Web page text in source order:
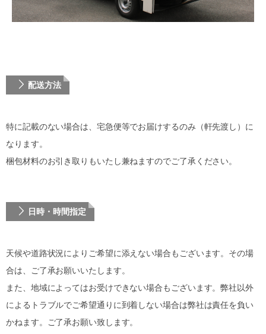
配送方法
特に記載のない場合は、宅急便等でお届けするのみ（軒先渡し）に
なります。
梱包材料のお引き取りもいたし兼ねますのでご了承ください。
日時・時間指定
天候や道路状況によりご希望に添えない場合もございます。その場
合は、ご了承お願いいたします。
また、地域によってはお受けできない場合もございます。弊社以外
によるトラブルでご希望通りに到着しない場合は弊社は責任を負い
かねます。ご了承お願い致します。